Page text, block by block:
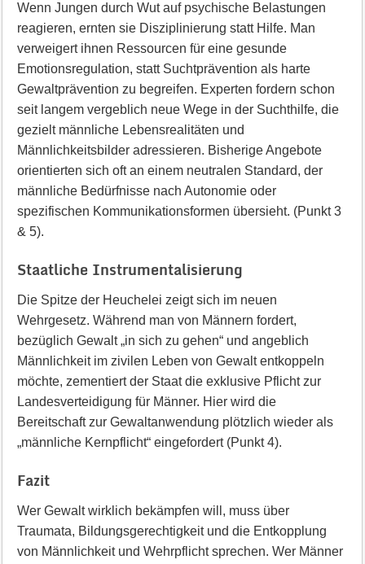
Wenn Jungen durch Wut auf psychische Belastungen
reagieren, ernten sie Disziplinierung statt Hilfe. Man
verweigert ihnen Ressourcen für eine gesunde
Emotionsregulation, statt Suchtprävention als harte
Gewaltprävention zu begreifen. Experten fordern schon
seit langem vergeblich neue Wege in der Suchthilfe, die
gezielt männliche Lebensrealitäten und
Männlichkeitsbilder adressieren. Bisherige Angebote
orientierten sich oft an einem neutralen Standard, der
männliche Bedürfnisse nach Autonomie oder
spezifischen Kommunikationsformen übersieht. (Punkt 3
& 5).
Staatliche Instrumentalisierung
Die Spitze der Heuchelei zeigt sich im neuen
Wehrgesetz. Während man von Männern fordert,
bezüglich Gewalt „in sich zu gehen“ und angeblich
Männlichkeit im zivilen Leben von Gewalt entkoppeln
möchte, zementiert der Staat die exklusive Pflicht zur
Landesverteidigung für Männer. Hier wird die
Bereitschaft zur Gewaltanwendung plötzlich wieder als
„männliche Kernpflicht“ eingefordert (Punkt 4).
Fazit
Wer Gewalt wirklich bekämpfen will, muss über
Traumata, Bildungsgerechtigkeit und die Entkopplung
von Männlichkeit und Wehrpflicht sprechen. Wer Männer